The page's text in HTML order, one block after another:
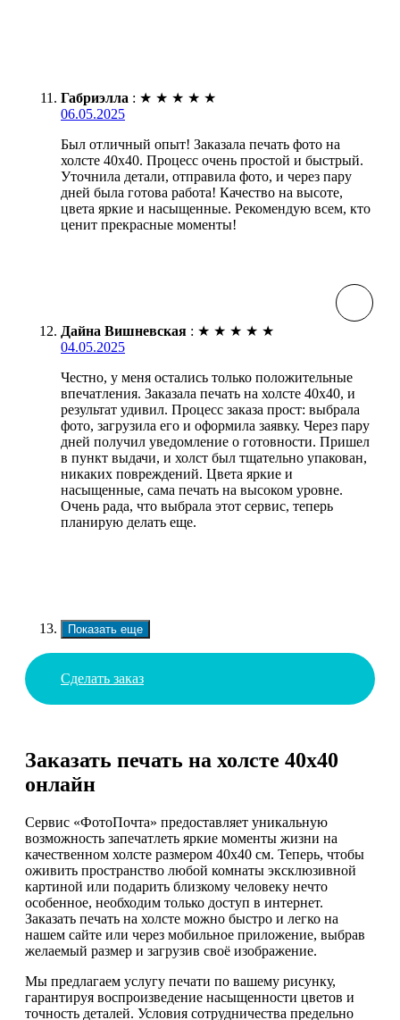
Габриэлла : ★ ★ ★ ★ ★
06.05.2025
Был отличный опыт! Заказала печать фото на
холсте 40х40. Процесс очень простой и быстрый.
Уточнила детали, отправила фото, и через пару
дней была готова работа! Качество на высоте,
цвета яркие и насыщенные. Рекомендую всем, кто
ценит прекрасные моменты!
Дайна Вишневская : ★ ★ ★ ★ ★
04.05.2025
Честно, у меня остались только положительные
впечатления. Заказала печать на холсте 40х40, и
результат удивил. Процесс заказа прост: выбрала
фото, загрузила его и оформила заявку. Через пару
дней получил уведомление о готовности. Пришел
в пункт выдачи, и холст был тщательно упакован,
никаких повреждений. Цвета яркие и
насыщенные, сама печать на высоком уровне.
Очень рада, что выбрала этот сервис, теперь
планирую делать еще.
Показать еще
Сделать заказ
Заказать печать на холсте 40х40
онлайн
Сервис «ФотоПочта» предоставляет уникальную
возможность запечатлеть яркие моменты жизни на
качественном холсте размером 40х40 см. Теперь, чтобы
оживить пространство любой комнаты эксклюзивной
картиной или подарить близкому человеку нечто
особенное, необходим только доступ в интернет.
Заказать печать на холсте можно быстро и легко на
нашем сайте или через мобильное приложение, выбрав
желаемый размер и загрузив своё изображение.
Мы предлагаем услугу печати по вашему рисунку,
гарантируя воспроизведение насыщенности цветов и
точность деталей. Условия сотрудничества предельно